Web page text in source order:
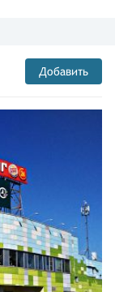
Добавить